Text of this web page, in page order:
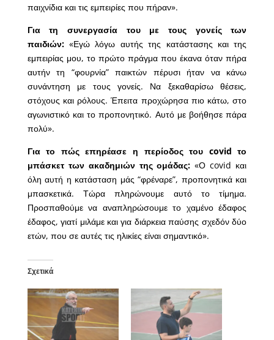
παιχνίδια και τις εμπειρίες που πήραν».
Για τη συνεργασία του με τους γονείς των
παιδιών:«Εγώ λόγω αυτής της κατάστασης και της
εμπειρίας μου, το πρώτο πράγμα που έκανα όταν πήρα
αυτήν τη “φουρνία” παικτών πέρυσι ήταν να κάνω
συνάντηση με τους γονείς. Να ξεκαθαρίσω θέσεις,
στόχους και ρόλους. Έπειτα προχώρησα πιο κάτω, στο
αγωνιστικό και το προπονητικό. Αυτό με βοήθησε πάρα
πολύ».
Για το πώς επηρέασε η περίοδος του covid το
μπάσκετ των ακαδημιών της ομάδας:«Ο covid και
όλη αυτή η κατάσταση μάς “φρέναρε”, προπονητικά και
μπασκετικά. Τώρα πληρώνουμε αυτό το τίμημα.
Προσπαθούμε να αναπληρώσουμε το χαμένο έδαφος
έδαφος, γιατί μιλάμε και για διάρκεια παύσης σχεδόν δύο
ετών, που σε αυτές τις ηλικίες είναι σημαντικό».
Σχετικά